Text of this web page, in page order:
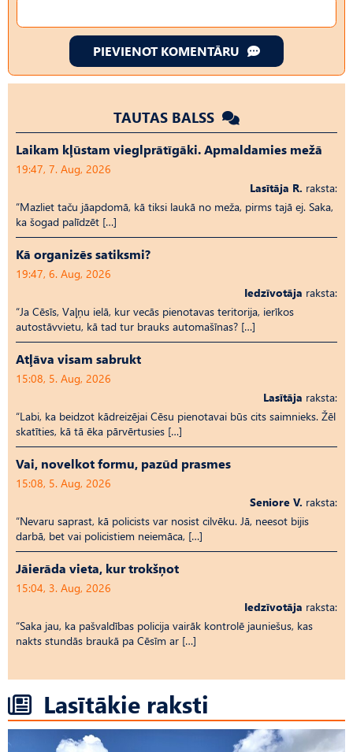
PIEVIENOT KOMENTĀRU
TAUTAS BALSS
Laikam kļūstam vieglprātīgāki. Apmaldamies mežā
19:47, 7. Aug, 2026
Lasītāja R. raksta:
“Mazliet taču jāapdomā, kā tiksi laukā no meža, pirms tajā ej. Saka,
ka šogad palīdzēt […]
Kā organizēs satiksmi?
19:47, 6. Aug, 2026
Iedzīvotāja raksta:
“Ja Cēsīs, Vaļņu ielā, kur vecās pienotavas teritorija, ierīkos
autostāvvietu, kā tad tur brauks automašīnas? […]
Atļāva visam sabrukt
15:08, 5. Aug, 2026
Lasītāja raksta:
“Labi, ka beidzot kādreizējai Cēsu pienotavai būs cits saimnieks. Žēl
skatīties, kā tā ēka pārvērtusies […]
Vai, novelkot formu, pazūd prasmes
15:08, 5. Aug, 2026
Seniore V. raksta:
“Nevaru saprast, kā policists var nosist cilvēku. Jā, neesot bijis
darbā, bet vai policistiem neiemāca, […]
Jāierāda vieta, kur trokšņot
15:04, 3. Aug, 2026
Iedzīvotāja raksta:
“Saka jau, ka pašvaldības policija vairāk kontrolē jauniešus, kas
nakts stundās braukā pa Cēsīm ar […]
Lasītākie raksti